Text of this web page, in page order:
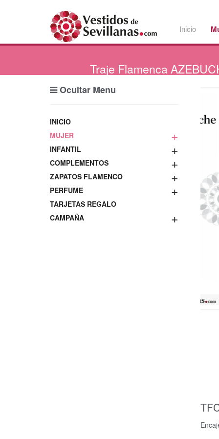
Inicio
Traje Flamenca
Ocultar Menu
INICIO
+
MUJER
+
INFANTIL
+
COMPLEMENTOS
+
ZAPATOS FLAMENCO
+
PERFUME
TARJETAS REGALO
+
CAMPAÑA